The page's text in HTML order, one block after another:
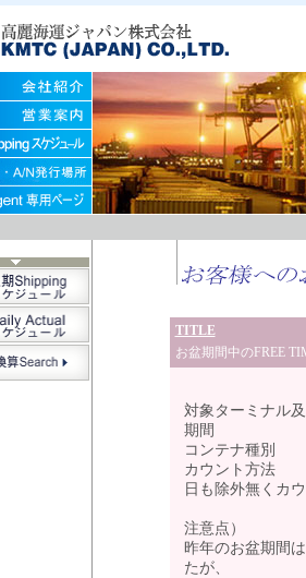
TITLE
お盆期間中のFREE
対象ターミナル
期間 ： 8
コンテナ種
カウント方法
日も除外無くカ
注意点）
昨年のお盆期間
たが、